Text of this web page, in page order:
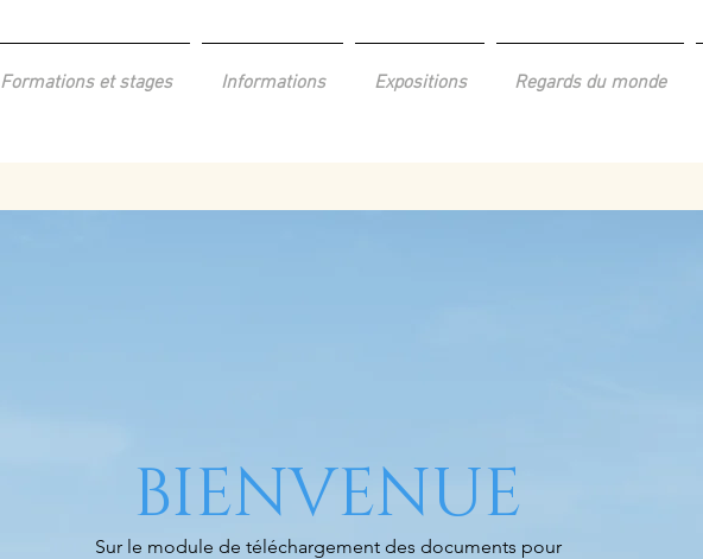
Formations et stages Informations Expositions Regards du monde
BIENVENUE
Sur le module de téléchargement des documents pour